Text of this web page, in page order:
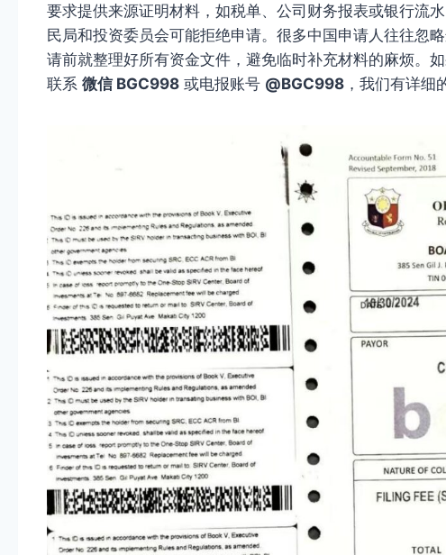
要求提供来源证明材料，如税单、公司财务报表或银行流
民局和投资委员会可能拒绝申请。很多中国申请人往往忽
请前就整理好所有资金文件，避免临时补充材料的麻烦。
联系 微信 BGC998 或电报账号 @BGC998 ，我们有详细